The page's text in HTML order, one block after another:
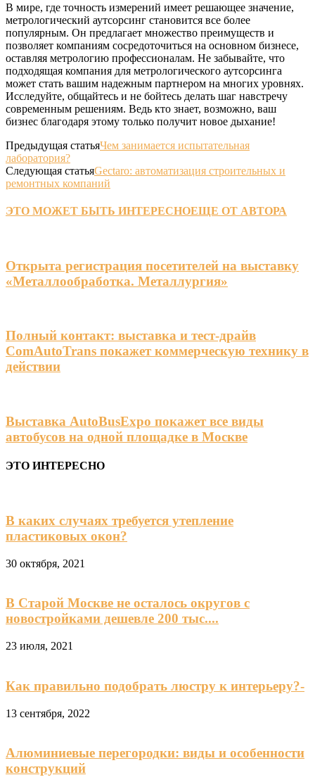
В мире, где точность измерений имеет решающее значение,
метрологический аутсорсинг становится все более
популярным. Он предлагает множество преимуществ и
позволяет компаниям сосредоточиться на основном бизнесе,
оставляя метрологию профессионалам. Не забывайте, что
подходящая компания для метрологического аутсорсинга
может стать вашим надежным партнером на многих уровнях.
Исследуйте, общайтесь и не бойтесь делать шаг навстречу
современным решениям. Ведь кто знает, возможно, ваш
бизнес благодаря этому только получит новое дыхание!
Предыдущая статьяЧем занимается испытательная
лаборатория?
Следующая статьяGectaro: автоматизация строительных и
ремонтных компаний
ЭТО МОЖЕТ БЫТЬ ИНТЕРЕСНОЕЩЕ ОТ АВТОРА
Открыта регистрация посетителей на выставку
«Металлообработка. Металлургия»
Полный контакт: выставка и тест-драйв
ComAutoTrans покажет коммерческую технику в
действии
Выставка AutoBusExpo покажет все виды
автобусов на одной площадке в Москве
ЭТО ИНТЕРЕСНО
В каких случаях требуется утепление
пластиковых окон?
30 октября, 2021
В Старой Москве не осталось округов с
новостройками дешевле 200 тыс....
23 июля, 2021
Как правильно подобрать люстру к интерьеру?-
13 сентября, 2022
Алюминиевые перегородки: виды и особенности
конструкций